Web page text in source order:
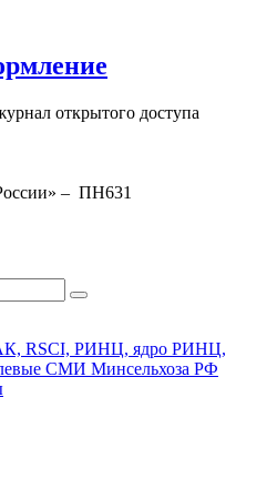
открытого доступа
– ПН631
RSCI, РИНЦ, ядро РИНЦ,
СМИ Минсельхоза РФ